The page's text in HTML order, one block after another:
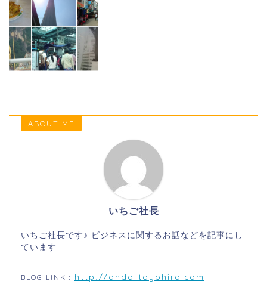
ABOUT ME
いちご社長
いちご社長です♪ ビジネスに関するお話などを記事にし
ています
BLOG LINK： http://ando-toyohiro.com